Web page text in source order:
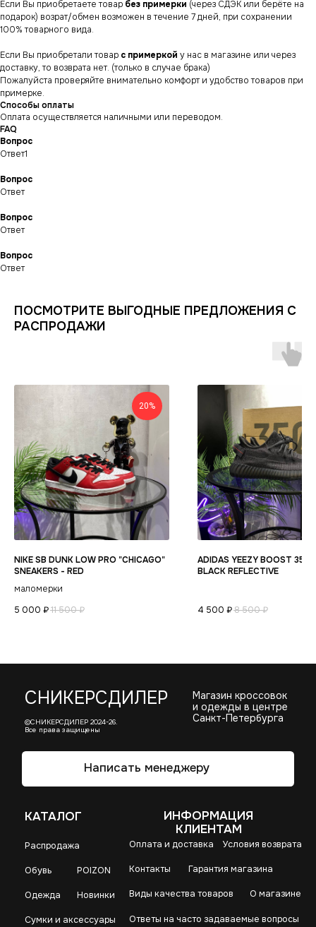
Если Вы приобретаете товар без примерки (через СДЭК или берёте на
подарок) возрат/обмен возможен в течение 7 дней, при сохранении
100% товарного вида.
Если Вы приобретали товар с примеркой у нас в магазине или через
доставку, то возврата нет. (только в случае брака)
Пожалуйста проверяйте внимательно комфорт и удобство товаров при
примерке.
Способы оплаты
Оплата осуществляется наличными или переводом.
FAQ
Вопрос
Ответ1
Вопрос
Ответ
Вопрос
Ответ
Вопрос
Ответ
ПОСМОТРИТЕ ВЫГОДНЫЕ ПРЕДЛОЖЕНИЯ С
РАСПРОДАЖИ
20%
NIKE SB DUNK LOW PRO "CHICAGO"
SNEAKERS - RED
маломерки
5 000 ₽11 500₽
ADIDAS YEEZY BOOST 350
BLACK REFLECTIVE
4 500 ₽8 500₽
СНИКЕРСДИЛЕР
ИНФОРМАЦИЯ
КЛИЕНТАМ
Оплата и доставка
КАТАЛОГ
Распродажа